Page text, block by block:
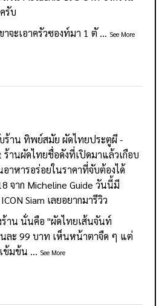
รับ
จะเอาครัวซองท์มา 1 ตั ... See More
ร้าน ทิพย์สมัย ผัดไทยประตูผี -
ร้านผัดไทยชื่อดังที่เปิดมาแล้วเกือบ
าหารอร่อยในราคาที่จับต้องได้
จาก Micheline Guide วันนี้มี
Siam เลยอยากมารีวิว
าน นั่นคือ "ผัดไทยเส้นจันท์
นละ 99 บาท เห็นหน้าตาจืด ๆ แต่
ข้มข้น ... See More